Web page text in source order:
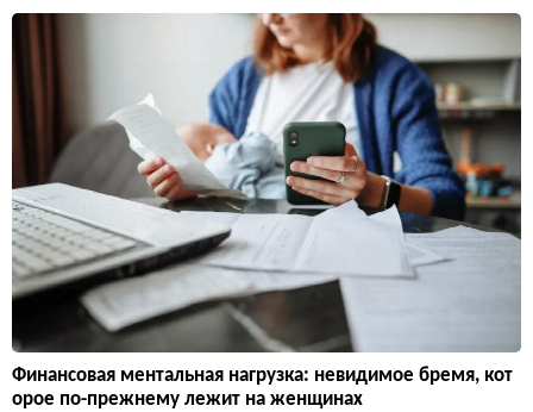
Финансовая ментальная нагрузка: невидимое бремя, кот
орое по-прежнему лежит на женщинах